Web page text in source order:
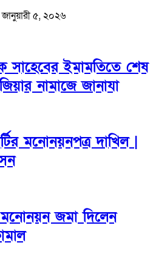
জানুয়ারী ৫, ২০২৬
ইমামতিতে শেষ
নামাজে জানাযা
মনোনয়নপত্র দাখিল |
জমা দিলেন